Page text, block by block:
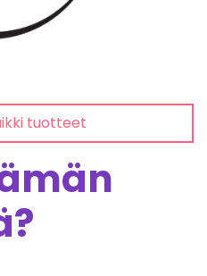
tuotteet